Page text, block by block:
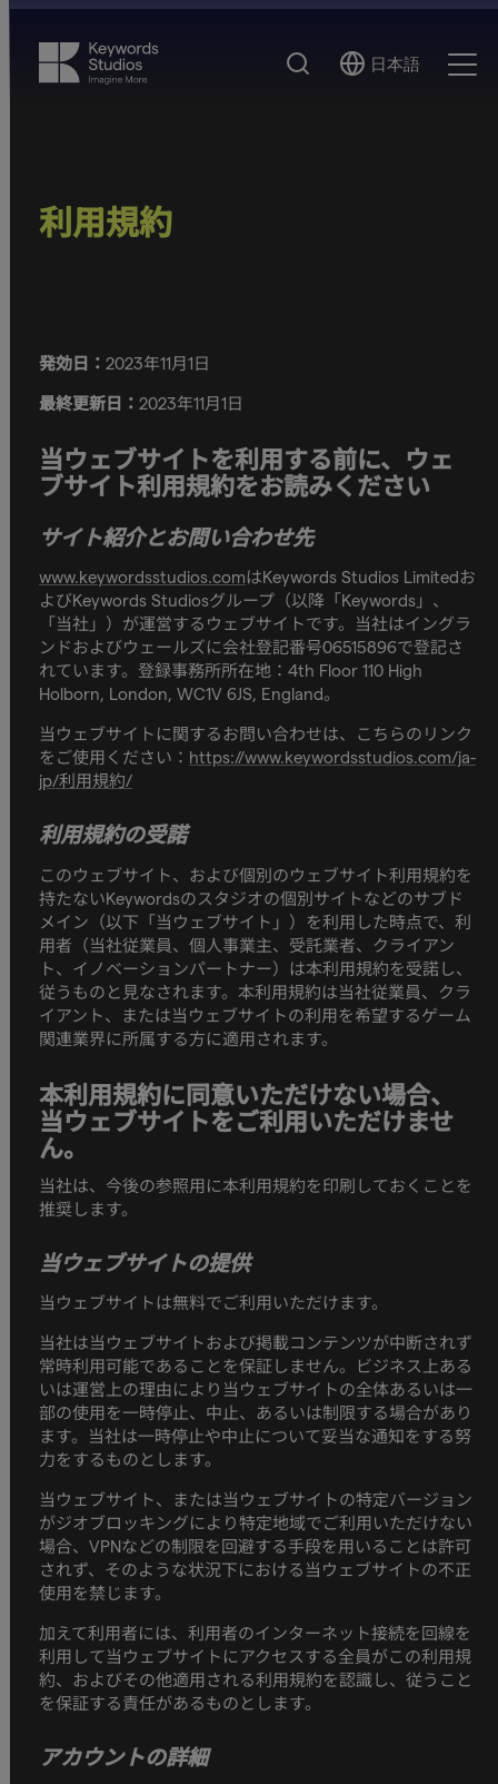
検
Select
日本語
利用規約
発効日： 2023年11月1日
最終更新日： 2023年11月1日
当ウェブサイトを利用する前に、ウェ
ブサイト利用規約をお読みください
サイト紹介とお問い合わせ先
www.keywordsstudios.comはKeywords Studios Limitedお
よびKeywords Studiosグループ（以降「Keywords」、
「当社」）が運営するウェブサイトです。当社はイングラ
ンドおよびウェールズに会社登記番号06515896で登記さ
れています。登録事務所所在地：4th Floor 110 High
Holborn, London, WC1V 6JS, England。
当ウェブサイトに関するお問い合わせは、こちらのリンク
をご使用ください： https://www.keywordsstudios.com/ja-
jp/利用規約/
利用規約の受諾
このウェブサイト、および個別のウェブサイト利用規約を
持たないKeywordsのスタジオの個別サイトなどのサブド
メイン（以下「当ウェブサイト」）を利用した時点で、利
用者（当社従業員、個人事業主、受託業者、クライアン
ト、イノベーションパートナー）は本利用規約を受諾し、
従うものと見なされます。本利用規約は当社従業員、クラ
イアント、または当ウェブサイトの利用を希望するゲーム
関連業界に所属する方に適用されます。
本利用規約に同意いただけない場合、
当ウェブサイトをご利用いただけませ
ん。
当社は、今後の参照用に本利用規約を印刷しておくことを
推奨します。
当ウェブサイトの提供
当ウェブサイトは無料でご利用いただけます。
当社は当ウェブサイトおよび掲載コンテンツが中断されず
常時利用可能であることを保証しません。ビジネス上ある
いは運営上の理由により当ウェブサイトの全体あるいは一
部の使用を一時停止、中止、あるいは制限する場合があり
ます。当社は一時停止や中止について妥当な通知をする努
力をするものとします。
当ウェブサイト、または当ウェブサイトの特定バージョン
がジオブロッキングにより特定地域でご利用いただけない
場合、VPNなどの制限を回避する手段を用いることは許可
されず、そのような状況下における当ウェブサイトの不正
使用を禁じます。
加えて利用者には、利用者のインターネット接続を回線を
利用して当ウェブサイトにアクセスする全員がこの利用規
約、およびその他適用される利用規約を認識し、従うこと
を保証する責任があるものとします。
アカウントの詳細